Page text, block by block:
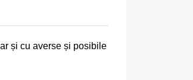
și cu averse și posibile